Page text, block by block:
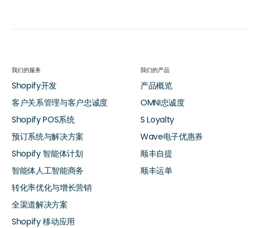
我们的服务
Shopify开发
客户关系管理与客户忠诚度
Shopify POS系统
预订系统与解决方案
Shopify 智能体计划
智能体人工智能商务
转化率优化与增长营销
全渠道解决方案
Shopify 移动应用
我们的产品
产品概览
OMNI忠诚度
S Loyalty
Wave电子优惠券
顺丰自提
顺丰运单